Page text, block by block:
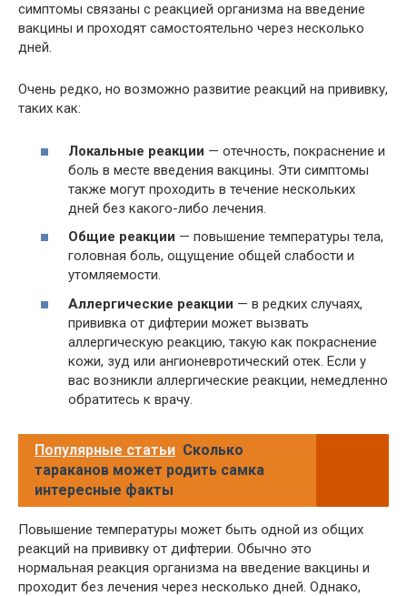
симптомы cвязаны с реакцией организма на введение
вакцины и проходят самостоятельно через несколько
дней.
Очень редко, но возможно развитие реакций на прививку,
таких как:
Локальные реакции — отечность, покраснение и
боль в месте введения вакцины. Эти симптомы
также могут проходить в течение нескольких
дней без какого-либо лечения.
Общие реакции — повышение температуры тела,
головная боль, ощущение общей слабости и
утомляемости.
Аллергические реакции — в редких случаях,
прививка от дифтерии может вызвать
аллергическую реакцию, такую как покраснение
кожи, зуд или ангионевротический отек. Если у
вас возникли аллергические реакции, немедленно
обратитесь к врачу.
Популярные статьи Сколько
тараканов может родить самка
интересные факты
Повышение температуры может быть одной из общих
реакций на прививку от дифтерии. Обычно это
нормальная реакция организма на введение вакцины и
проходит без лечения через несколько дней. Однако,